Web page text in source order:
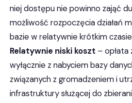
niej dostępu nie powinno zająć
możliwość rozpoczęcia działań
bazie w relatywnie krótkim
Relatywnie niski koszt – opłata
wyłącznie z nabyciem bazy
związanych z gromadzeniem i
infrastruktury służącej do